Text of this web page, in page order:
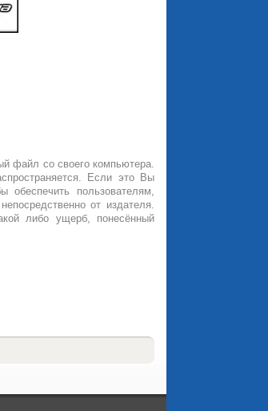
файл со своего компьютера.
Если это Вы
пользователям,
от издателя.
либо ущерб, понесённый